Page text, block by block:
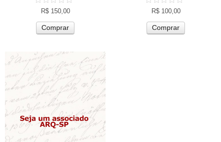
R$150,00
Comprar
R$100,00
Comprar